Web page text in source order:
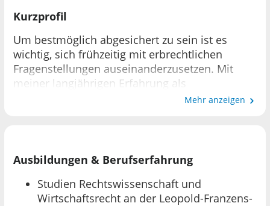
Kurzprofil
Um bestmöglich abgesichert zu sein ist es
wichtig, sich frühzeitig mit erbrechtlichen
Fragenstellungen auseinanderzusetzen. Mit
meiner langjährigen Erfahrung als
selbstständige Rechtsanwältin kläre ich Sie
Mehr anzeigen
Ausbildungen & Berufserfahrung
Studien Rechtswissenschaft und
Wirtschaftsrecht an der Leopold-Franzens-